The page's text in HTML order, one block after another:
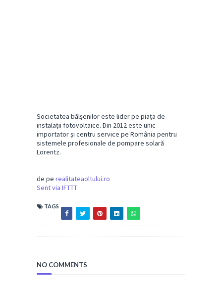
Societatea bălșenilor este lider pe piața de
instalații fotovoltaice. Din 2012 este unic
importator și centru service pe România pentru
sistemele profesionale de pompare solară
Lorentz.
de pe realitateaoltului.ro
Sent via IFTTT
TAGS
NO COMMENTS